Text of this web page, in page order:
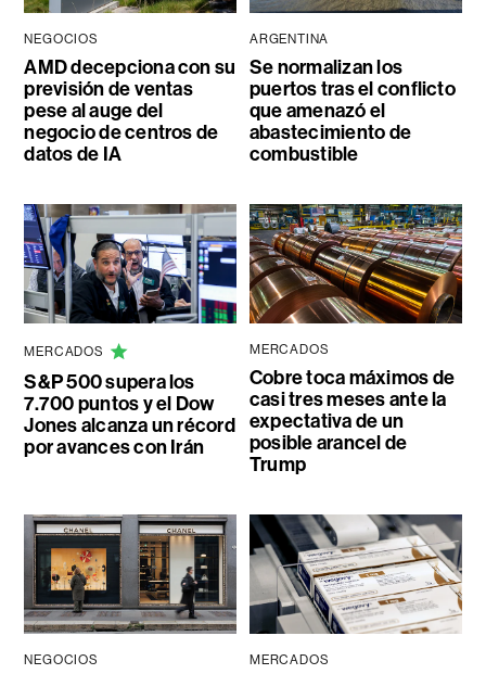
NEGOCIOS
AMD decepciona con su
previsión de ventas
pese al auge del
negocio de centros de
datos de IA
ARGENTINA
Se normalizan los
puertos tras el conflicto
que amenazó el
abastecimiento de
combustible
MERCADOS
S&P 500 supera los
7.700 puntos y el Dow
Jones alcanza un récord
por avances con Irán
MERCADOS
Cobre toca máximos de
casi tres meses ante la
expectativa de un
posible arancel de
Trump
NEGOCIOS MERCADOS